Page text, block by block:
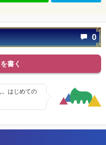
0
書く
。はじめての